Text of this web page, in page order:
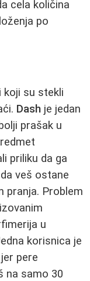
cela količina
po
koji su stekli
Dash je jedan
prašak u
priliku da ga
veš ostane
pranja. Problem
u
korisnica je
pere
na samo 30